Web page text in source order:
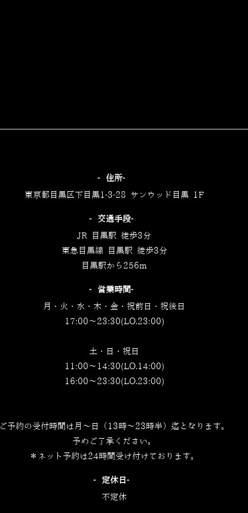
‐住所‐
東京都目黒区下目黒1-3-28 サンウッド目黒 1F
‐交通手段‐
JR 目黒駅 徒歩3分
東急目黒線 目黒駅 徒歩3分
目黒駅から256m
‐営業時間‐
月・火・水・木・金・祝前日・祝後日
17:00～23:30(LO.23:00)
土・日・祝日
11:00～14:30(LO.14:00)
16:00～23:30(LO.23:00)
ご予約の受付時間は月～日（13時～23時半）迄となります。
予めご了承ください。
＊ネット予約は24時間受け付けております。
‐定休日‐
不定休